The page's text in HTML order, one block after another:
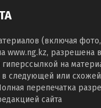
(включая
www.ng.kz, разрешена
гиперссылкой на
в следующей или
перепечатка
сайта